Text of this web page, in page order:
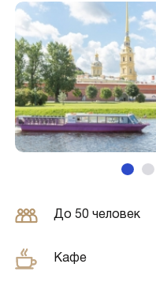
До 50 человек
Кафе